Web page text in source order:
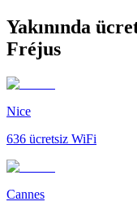
Yakınında
Fréjus
Nice
636 ücretsiz WiFi
Cannes